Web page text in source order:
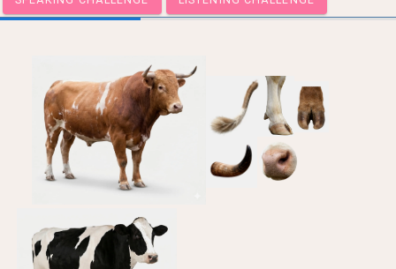
SPEAKING CHALLENGE LISTENING CHALLENGE